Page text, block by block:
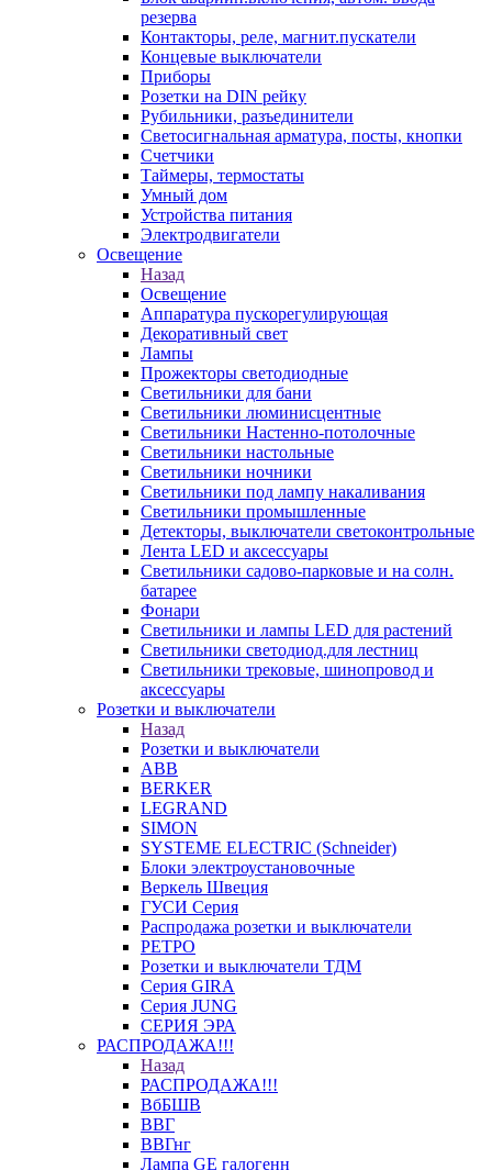
резерва
Контакторы, реле, магнит.пускатели
Концевые выключатели
Приборы
Розетки на DIN рейку
Рубильники, разъединители
Светосигнальная арматура, посты, кнопки
Счетчики
Таймеры, термостаты
Умный дом
Устройства питания
Электродвигатели
Освещение
Назад
Освещение
Аппаратура пускорегулирующая
Декоративный свет
Лампы
Прожекторы светодиодные
Светильники для бани
Светильники люминисцентные
Светильники Настенно-потолочные
Светильники настольные
Светильники ночники
Светильники под лампу накаливания
Светильники промышленные
Детекторы, выключатели светоконтрольные
Лента LED и аксессуары
Светильники садово-парковые и на солн.
батарее
Фонари
Светильники и лампы LED для растений
Светильники светодиод.для лестниц
Светильники трековые, шинопровод и
аксессуары
Розетки и выключатели
Назад
Розетки и выключатели
ABB
BERKER
LEGRAND
SIMON
SYSTEME ELECTRIC (Schneider)
Блоки электроустановочные
Веркель Швеция
ГУСИ Серия
Распродажа розетки и выключатели
РЕТРО
Розетки и выключатели ТДМ
Серия GIRA
Серия JUNG
СЕРИЯ ЭРА
РАСПРОДАЖА!!!
Назад
РАСПРОДАЖА!!!
ВбБШВ
ВВГ
ВВГнг
Лампа GE галогенн